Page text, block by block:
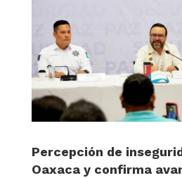
Percepción de
Oaxaca y confirma